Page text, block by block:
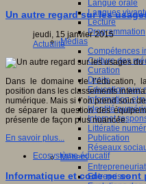
Langue orale
Langues
Lecture
Programmation
Médias
Compétences
Culture des
Curation
Droits
Education aux
Information et
Identité
Internet
Littératie
Publication
Réseaux
Métiers
Entrepreneuriat
Entreprises
Un autre regard sur les
jeudi, 15 janvier 2015
Actualité
Dans le domaine de l’éducation,
position dans les classements
numérique. Mais si l’on prend soin
de séparer la question des
présente de façon plus nuancée.
En savoir plus...
Ecosystème éducatif
Informatique et code ne sont